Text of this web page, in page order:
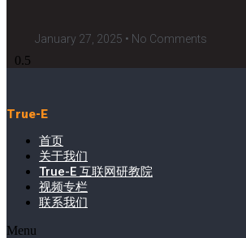
January 27, 2025 No Comments
True-E
首页
关于我们
True-E 互联网研教院
视频专栏
联系我们
Menu